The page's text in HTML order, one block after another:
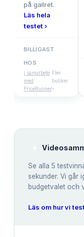
på gallret.
Läs hela
testet ›
BILLIGAST
HOS
i samarbete
med
PriceRunner
Fler
butiker
›
Se alla 5
sekunder. Vi går
budgetvalet och
Läs om hur vi